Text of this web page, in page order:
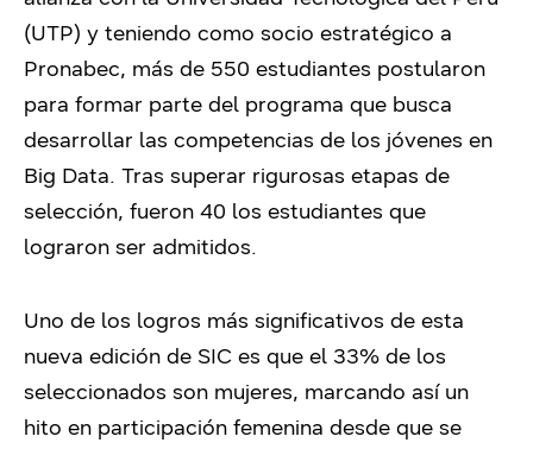
(UTP) y teniendo como socio estratégico a
Pronabec, más de 550 estudiantes postularon
para formar parte del programa que busca
desarrollar las competencias de los jóvenes en
Big Data. Tras superar rigurosas etapas de
selección, fueron 40 los estudiantes que
lograron ser admitidos.
Uno de los logros más significativos de esta
nueva edición de SIC es que el 33% de los
seleccionados son mujeres, marcando así un
hito en participación femenina desde que se